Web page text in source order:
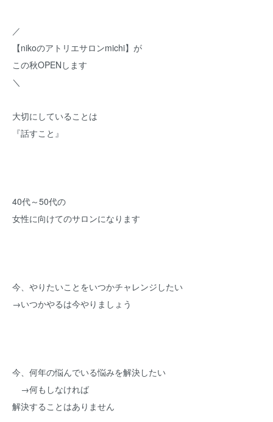
／
【nikoのアトリエサロンmichi】が
この秋OPENします
＼
大切にしていることは
『話すこと』
40代～50代の
女性に向けてのサロンになります
今、やりたいことをいつかチャレンジしたい
→いつかやるは今やりましょう
今、何年の悩んでいる悩みを解決したい
→何もしなければ
解決することはありません